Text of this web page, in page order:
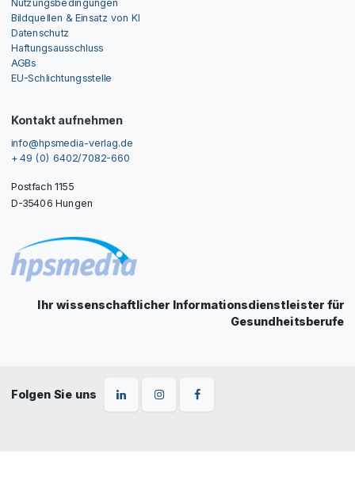
Nutzungsbedingungen
Bildquellen & Einsatz von KI
Datenschutz
Haftungsausschluss
AGBs
EU-Schlichtungsstelle
Kontakt aufnehmen
info@hpsmedia-verlag.de
+ 49 (0) 6402/7082-660
Postfach 1155
D-35406 Hungen
Ihr wissenschaftlicher Informationsdienstleister für
Gesundheitsberufe
Folgen Sie uns